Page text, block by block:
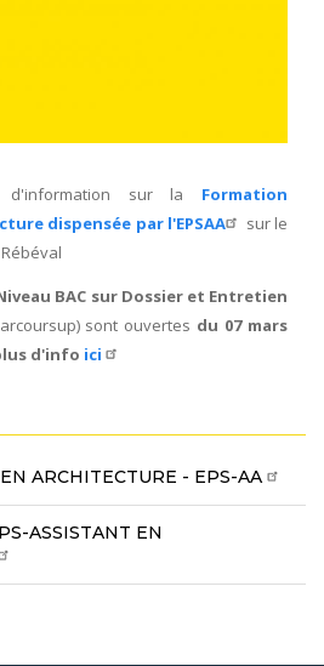
d'information sur la Formation
dispensée par l'EPSAA
sur le
BAC sur Dossier et Entretien
sont ouvertes du 07 mars
d'info ici
ARCHITECTURE - EPS-AA
ASSISTANT EN